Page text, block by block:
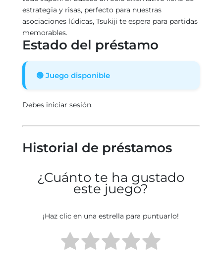
estrategia y risas, perfecto para nuestras
asociaciones lúdicas, Tsukiji te espera para partidas
memorables.
Estado del préstamo
🟢 Juego disponible
Debes iniciar sesión.
Historial de préstamos
¿Cuánto te ha gustado
este juego?
¡Haz clic en una estrella para puntuarlo!